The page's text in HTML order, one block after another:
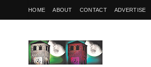
HOME ABOUT CONTACT ADVERTISE